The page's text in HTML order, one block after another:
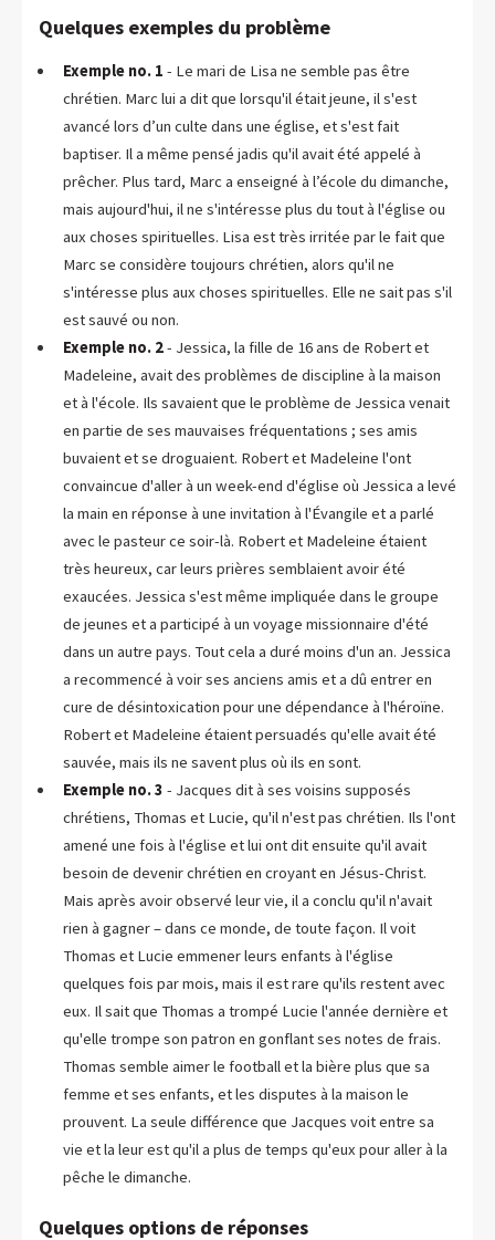
Quelques exemples du problème
Exemple no. 1 - Le mari de Lisa ne semble pas être
chrétien. Marc lui a dit que lorsqu'il était jeune, il s'est
avancé lors d’un culte dans une église, et s'est fait
baptiser. Il a même pensé jadis qu'il avait été appelé à
prêcher. Plus tard, Marc a enseigné à l’école du dimanche,
mais aujourd'hui, il ne s'intéresse plus du tout à l'église ou
aux choses spirituelles. Lisa est très irritée par le fait que
Marc se considère toujours chrétien, alors qu'il ne
s'intéresse plus aux choses spirituelles. Elle ne sait pas s'il
est sauvé ou non.
Exemple no. 2- Jessica, la fille de 16 ans de Robert et
Madeleine, avait des problèmes de discipline à la maison
et à l'école. Ils savaient que le problème de Jessica venait
en partie de ses mauvaises fréquentations ; ses amis
buvaient et se droguaient. Robert et Madeleine l'ont
convaincue d'aller à un week-end d'église où Jessica a levé
la main en réponse à une invitation à l'Évangile et a parlé
avec le pasteur ce soir-là. Robert et Madeleine étaient
très heureux, car leurs prières semblaient avoir été
exaucées. Jessica s'est même impliquée dans le groupe
de jeunes et a participé à un voyage missionnaire d'été
dans un autre pays. Tout cela a duré moins d'un an. Jessica
a recommencé à voir ses anciens amis et a dû entrer en
cure de désintoxication pour une dépendance à l'héroïne.
Robert et Madeleine étaient persuadés qu'elle avait été
sauvée, mais ils ne savent plus où ils en sont.
Exemple no. 3 - Jacques dit à ses voisins supposés
chrétiens, Thomas et Lucie, qu'il n'est pas chrétien. Ils l'ont
amené une fois à l'église et lui ont dit ensuite qu'il avait
besoin de devenir chrétien en croyant en Jésus-Christ.
Mais après avoir observé leur vie, il a conclu qu'il n'avait
rien à gagner – dans ce monde, de toute façon. Il voit
Thomas et Lucie emmener leurs enfants à l'église
quelques fois par mois, mais il est rare qu'ils restent avec
eux. Il sait que Thomas a trompé Lucie l'année dernière et
qu'elle trompe son patron en gonflant ses notes de frais.
Thomas semble aimer le football et la bière plus que sa
femme et ses enfants, et les disputes à la maison le
prouvent. La seule différence que Jacques voit entre sa
vie et la leur est qu'il a plus de temps qu'eux pour aller à la
pêche le dimanche.
Quelques options de réponses